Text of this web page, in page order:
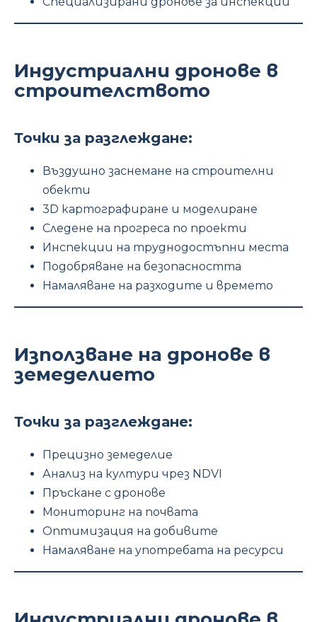
Индустриални дронове в
строителството
Точки за разглеждане:
Въздушно заснемане на строителни
обекти
3D картографиране и моделиране
Следене на прогреса по проекти
Инспекции на труднодостъпни места
Подобряване на безопасността
Намаляване на разходите и времето
Използване на дронове в
земеделието
Точки за разглеждане:
Прецизно земеделие
Анализ на култури чрез NDVI
Пръскане с дронове
Мониторинг на почвата
Оптимизация на добивите
Намаляване на употребата на ресурси